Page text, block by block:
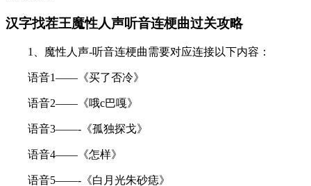
汉字找茬王魔性人声听音连梗曲过关攻略
1、魔性人声-听音连梗曲需要对应连接以下内容：
语音1——《买了否冷》
语音2——《哦c巴嘎》
语音3——-《孤独探戈》
语音4——《怎样》
语音5——-《白月光朱砂痣》